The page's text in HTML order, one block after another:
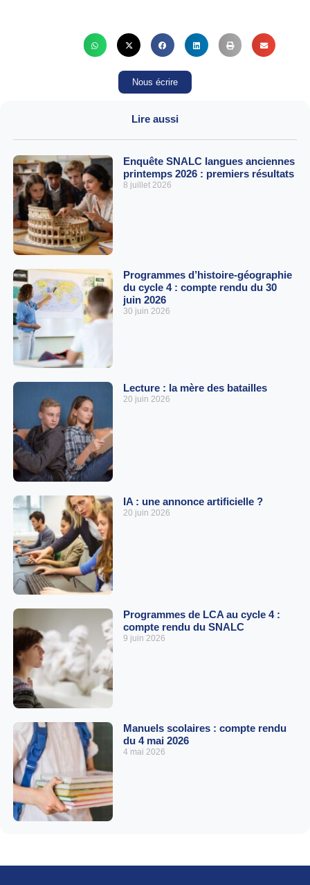
Nous écrire
Lire aussi
Enquête SNALC langues anciennes
printemps 2026 : premiers résultats
8 juillet 2026
Programmes d’histoire-géographie
du cycle 4 : compte rendu du 30
juin 2026
30 juin 2026
Lecture : la mère des batailles
20 juin 2026
IA : une annonce artificielle ?
20 juin 2026
Programmes de LCA au cycle 4 :
compte rendu du SNALC
9 juin 2026
Manuels scolaires : compte rendu
du 4 mai 2026
4 mai 2026